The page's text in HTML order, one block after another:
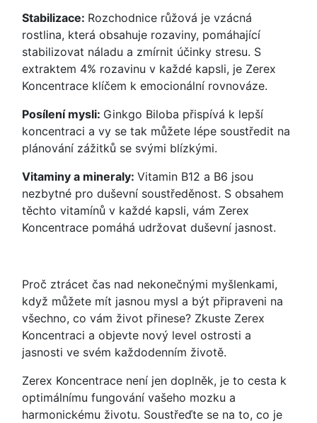
Stabilizace: Rozchodnice růžová je vzácná
rostlina, která obsahuje rozaviny, pomáhající
stabilizovat náladu a zmírnit účinky stresu. S
extraktem 4% rozavinu v každé kapsli, je Zerex
Koncentrace klíčem k emocionální rovnováze.
Posílení mysli: Ginkgo Biloba přispívá k lepší
koncentraci a vy se tak můžete lépe soustředit na
plánování zážitků se svými blízkými.
Vitaminy a mineraly: Vitamin B12 a B6 jsou
nezbytné pro duševní soustředěnost. S obsahem
těchto vitamínů v každé kapsli, vám Zerex
Koncentrace pomáhá udržovat duševní jasnost.
Proč ztrácet čas nad nekonečnými myšlenkami,
když můžete mít jasnou mysl a být připraveni na
všechno, co vám život přinese? Zkuste Zerex
Koncentraci a objevte nový level ostrosti a
jasnosti ve svém každodenním životě.
Zerex Koncentrace není jen doplněk, je to cesta k
optimálnímu fungování vašeho mozku a
harmonickému životu. Soustřeďte se na to, co je